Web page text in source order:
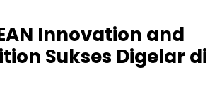
Innovation and
Sukses Digelar di